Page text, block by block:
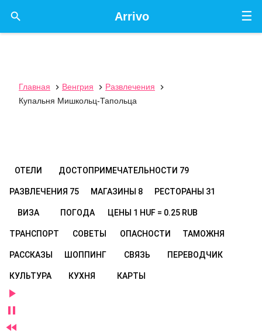
☰
Arrivo

Главная  Венгрия  Развлечения

Купальня Мишкольц-Тапольца
ОТЕЛИ ДОСТОПРИМЕЧАТЕЛЬНОСТИ 79
РАЗВЛЕЧЕНИЯ 75 МАГАЗИНЫ 8 РЕСТОРАНЫ 31
ВИЗА ПОГОДА ЦЕНЫ 1 HUF = 0.25 RUB
ТРАНСПОРТ СОВЕТЫ ОПАСНОСТИ ТАМОЖНЯ
РАССКАЗЫ ШОППИНГ СВЯЗЬ ПЕРЕВОДЧИК
КУЛЬТУРА КУХНЯ КАРТЫ


